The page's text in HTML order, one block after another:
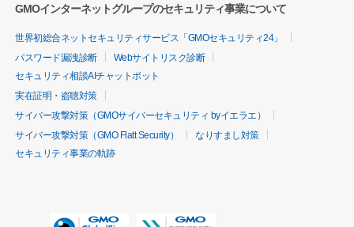
GMOインターネットグループのセキュリティ事業について
世界初総合ネットセキュリティサービス「GMOセキュリティ24」
パスワード漏洩診断
Webサイトリスク診断
セキュリティ相談AIチャットボット
実在証明・盗聴対策
サイバー攻撃対策（GMOサイバーセキュリティ byイエラエ）
サイバー攻撃対策（GMO Flatt Security）
なりすまし対策
セキュリティ事業の軌跡